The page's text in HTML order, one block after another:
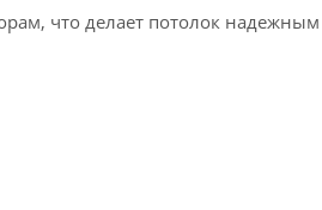
что делает потолок